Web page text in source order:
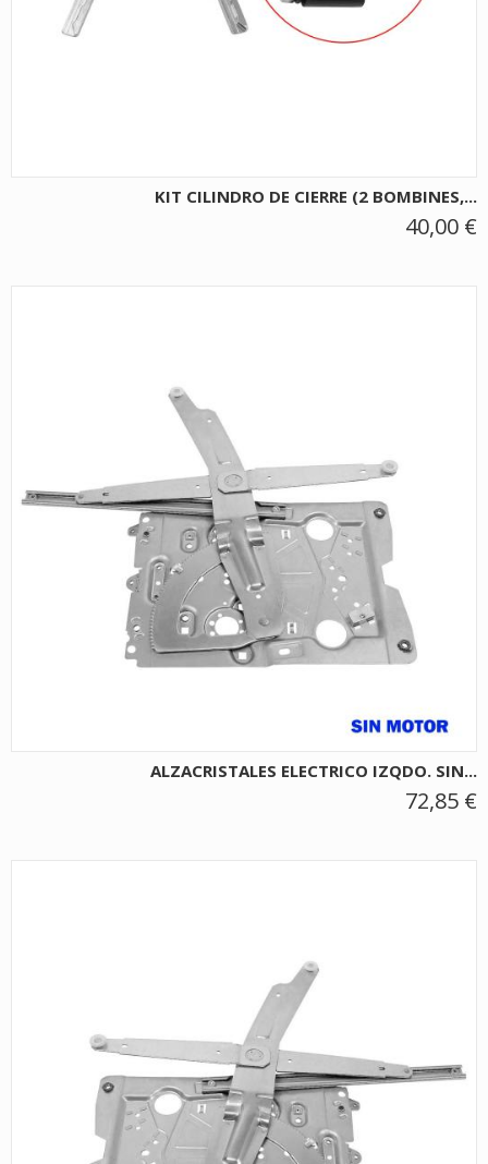
KIT CILINDRO DE CIERRE (2 BOMBINES,...
40,00 €
ALZACRISTALES ELECTRICO IZQDO. SIN...
72,85 €